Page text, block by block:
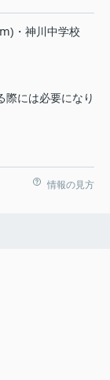
・神川中学校
には必要になり
情報の見方